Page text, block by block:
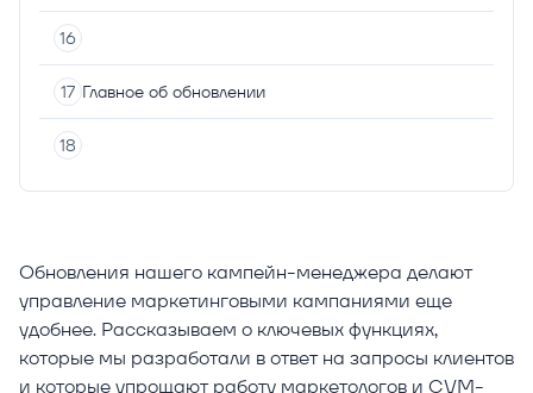
Обновления нашего кампейн-менеджера делают
управление маркетинговыми кампаниями еще
удобнее. Рассказываем о ключевых функциях,
которые мы разработали в ответ на запросы клиентов
и которые упрощают работу маркетологов и CVM-
Главное об обновлении